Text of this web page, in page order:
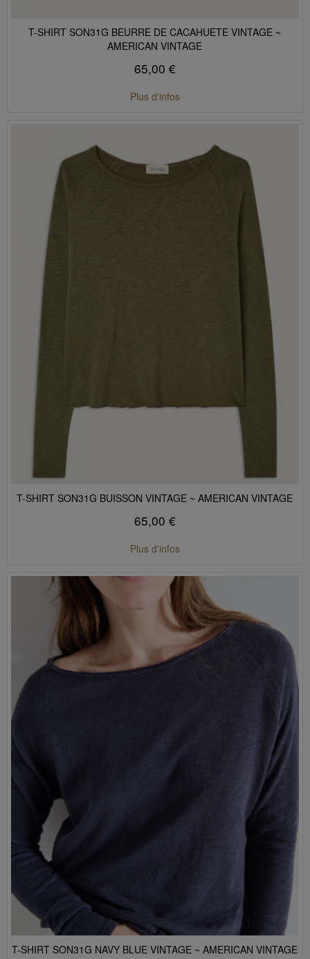
T-SHIRT SON31G BEURRE DE CACAHUETE VINTAGE ~
AMERICAN VINTAGE
65,00 €
Plus d'infos
T-SHIRT SON31G BUISSON VINTAGE ~ AMERICAN VINTAGE
65,00 €
Plus d'infos
T-SHIRT SON31G NAVY BLUE VINTAGE ~ AMERICAN VINTAGE